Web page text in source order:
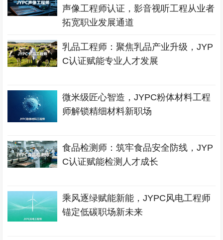
声像工程师认证，影音视听工程从业者
拓宽职业发展通道
乳品工程师：聚焦乳品产业升级，JYP
C认证赋能专业人才发展
微米级匠心智造，JYPC粉体材料工程
师解锁精细材料新职场
食品检测师：筑牢食品安全防线，JYP
C认证赋能检测人才成长
乘风逐绿赋能新能，JYPC风电工程师
锚定低碳职场新未来